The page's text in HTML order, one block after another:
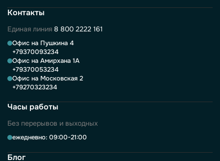
Контакты
Единая линия 8 800 2222 161
Офис на Пушкина 4
+79370093234
Офис на Амирхана 1А
+79370053234
Офис на Московская 2
+79270323234
Часы работы
Без перерывов и выходных
ежедневно: 09:00-21:00
Блог